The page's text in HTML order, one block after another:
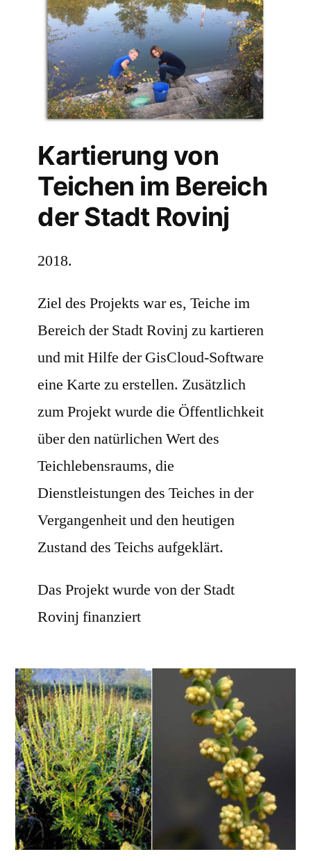
Kartierung von
Teichen im Bereich
der Stadt Rovinj
2018.
Ziel des Projekts war es, Teiche im
Bereich der Stadt Rovinj zu kartieren
und mit Hilfe der GisCloud-Software
eine Karte zu erstellen. Zusätzlich
zum Projekt wurde die Öffentlichkeit
über den natürlichen Wert des
Teichlebensraums, die
Dienstleistungen des Teiches in der
Vergangenheit und den heutigen
Zustand des Teichs aufgeklärt.
Das Projekt wurde von der Stadt
Rovinj finanziert